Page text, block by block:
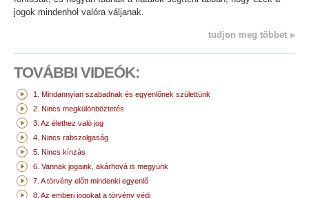
jogok mindenhol valóra váljanak.
tudjon meg többet
TOVÁBBI VIDEÓK:
1. Mindannyian szabadnak és egyenlőnek születtünk
2. Nincs megkülönböztetés
3. Az élethez való jog
4. Nincs rabszolgaság
5. Nincs kínzás
6. Vannak jogaink, akárhová is megyünk
7. A törvény előtt mindenki egyenlő
8. Az emberi jogokat a törvény védi